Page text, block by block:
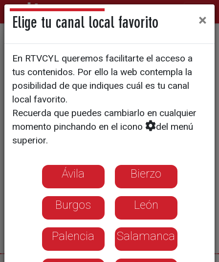
Nervios e ilusión en los 2.000
estudiantes leoneses que ya
han comenzado la PAU
Elige tu canal local favorito ×
En RTVCYL queremos facilitarte el acceso a
tus contenidos. Por ello la web contempla la
posibilidad de que indiques cuál es tu canal
local favorito.
Recuerda que puedes cambiarlo en cualquier
momento pinchando en el icono
del menú
superior.
Ávila Bierzo
Burgos León
Palencia Salamanca